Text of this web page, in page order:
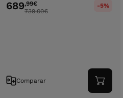
689,99€
739.00€
-5%
Comparar
ao